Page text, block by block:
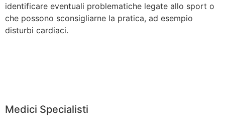
identificare eventuali problematiche legate allo sport o
che possono sconsigliarne la pratica, ad esempio
disturbi cardiaci.
Medici Specialisti